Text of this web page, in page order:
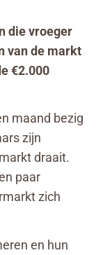
die vroeger
van de markt
€2.000
maand bezig
zijn
draait.
paar
zich
en hun